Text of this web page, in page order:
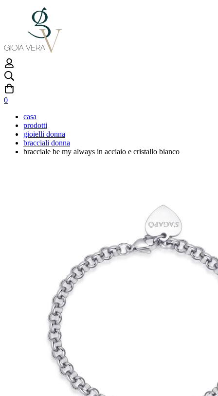
0
casa
prodotti
gioielli donna
bracciali donna
bracciale be my always in acciaio e cristallo bianco